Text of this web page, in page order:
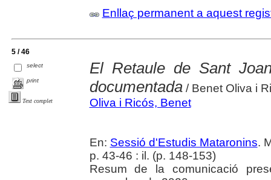
Enllaç permanent a aquest
5 / 46
select
print
Text complet
El Retaule de Sant
documentada/ Benet Oliva i
Oliva i Ricós, Benet
En: Sessió d'Estudis Mataronins.
p. 43-46 : il. (p. 148-153)
Resum de la comunicació